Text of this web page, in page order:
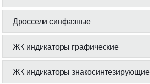
Дроссели синфазные
ЖК индикаторы графические
ЖК индикаторы знакосинтезирующие